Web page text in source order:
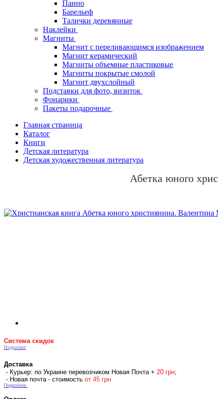
Панно
Барельеф
Талички деревянные
Наклейки
Магниты
Магнит с переливающимся изображением
Магнит керамический
Магниты объемные пластиковые
Магниты покрытые смолой
Магнит двухслойный
Подставки для фото, визиток
Фонарики
Пакеты подарочные
Главная страница
Каталог
Книги
Детская литература
Детская художественная литература
Абетка юного
Система скидок
Подробнее
Доставка
- Курьер: по Украине перевозчиком Новая Почта + 20 грн;
- Новая почта - стоимость от 45 грн
Подробнее